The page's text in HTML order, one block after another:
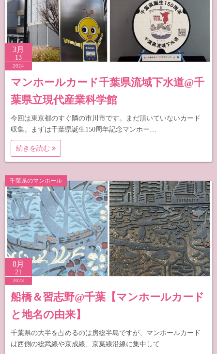
3月
13
2024
マンホールカード千葉県流域下水道@千
葉県立現代産業科学館
今回は東京都のすぐ隣の市川市です。まだ頂いていないカード
収集。まずは千葉県誕生150周年記念マンホー…
続きを読む
千葉県のマンホール
8月
21
2023
船橋＆習志野@千葉【マンホールカード
と地名の由来】
千葉県の大半を占めるのは房総半島ですが、マンホールカード
は西側の総武線や京成線、京葉線沿線に集中して…